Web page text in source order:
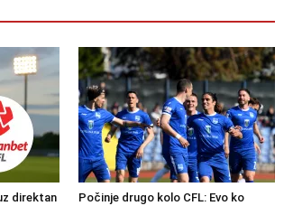
direktan Počinje drugo kolo CFL: Evo ko